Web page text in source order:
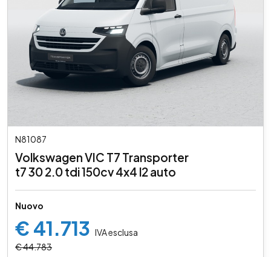
N81087
Volkswagen VIC T7 Transporter
t7 30 2.0 tdi 150cv 4x4 l2 auto
Nuovo
€ 41.713 IVA esclusa
€ 44.783